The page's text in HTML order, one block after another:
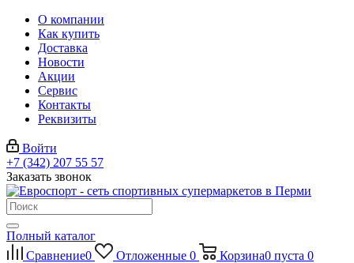
О компании
Как купить
Доставка
Новости
Акции
Сервис
Контакты
Реквизиты
Войти
+7 (342) 207 55 57
Заказать звонок
Полный каталог
Сравнение0 Отложенные 0 Корзина0 пуста 0